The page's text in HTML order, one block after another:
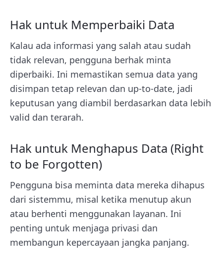
Hak untuk Memperbaiki Data
Kalau ada informasi yang salah atau sudah
tidak relevan, pengguna berhak minta
diperbaiki. Ini memastikan semua data yang
disimpan tetap relevan dan up-to-date, jadi
keputusan yang diambil berdasarkan data lebih
valid dan terarah.
Hak untuk Menghapus Data (Right
to be Forgotten)
Pengguna bisa meminta data mereka dihapus
dari sistemmu, misal ketika menutup akun
atau berhenti menggunakan layanan. Ini
penting untuk menjaga privasi dan
membangun kepercayaan jangka panjang.